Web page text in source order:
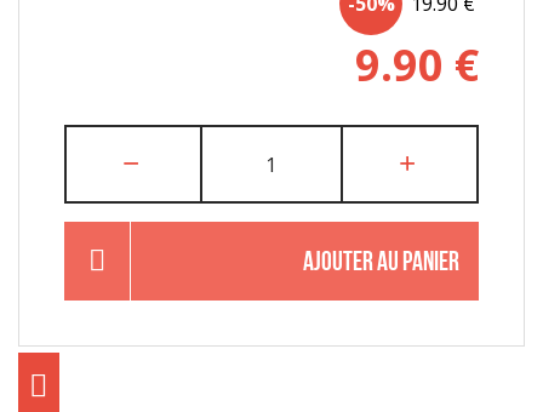
9.90 €
AJOUTER AU PANIER